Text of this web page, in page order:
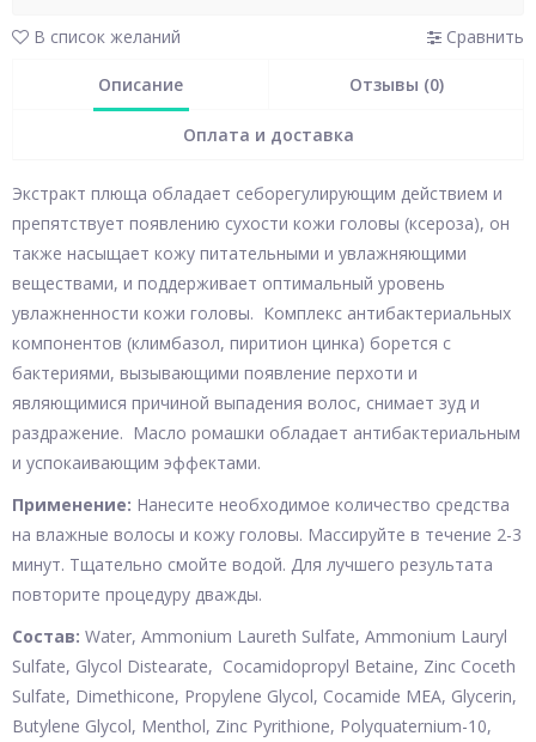
В список желаний Сравнить
Описание Отзывы (0)
Оплата и доставка
Экстракт плюща обладает себорегулирующим действием и
препятствует появлению сухости кожи головы (ксероза), он
также насыщает кожу питательными и увлажняющими
веществами, и поддерживает оптимальный уровень
увлажненности кожи головы. Комплекс антибактериальных
компонентов (климбазол, пиритион цинка) борется с
бактериями, вызывающими появление перхоти и
являющимися причиной выпадения волос, снимает зуд и
раздражение. Масло ромашки обладает антибактериальным
и успокаивающим эффектами.
Применение: Нанесите необходимое количество средства
на влажные волосы и кожу головы. Массируйте в течение 2-3
минут. Тщательно смойте водой. Для лучшего результата
повторите процедуру дважды.
Состав: Water, Ammonium Laureth Sulfate, Ammonium Lauryl
Sulfate, Glycol Distearate, Cocamidopropyl Betaine, Zinc Coceth
Sulfate, Dimethicone, Propylene Glycol, Cocamide MEA, Glycerin,
Butylene Glycol, Menthol, Zinc Pyrithione, Polyquaternium-10,